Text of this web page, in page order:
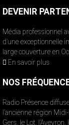
DEVENIR
Média professionnel
d’une exceptionnelle
large couverture en
En savoir plus
NOS
Radio Présence
l’ancienne région
Gers, le Lot,